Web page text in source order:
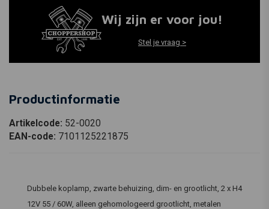
Wij zijn er voor jou!
Stel je vraag >
Productinformatie
Artikelcode: 52-0020
EAN-code: 7101125221875
Dubbele koplamp, zwarte behuizing, dim- en grootlicht, 2 x H4
12V 55 / 60W, alleen gehomologeerd grootlicht, metalen